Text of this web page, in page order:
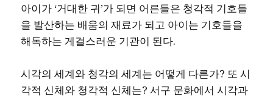
아이가 ‘거대한 귀’가 되면 어른들은 청각적 기호들
을 발산하는 배움의 재료가 되고 아이는 기호들을
해독하는 게걸스러운 기관이 된다.
시각의 세계와 청각의 세계는 어떻게 다른가? 또 시
각적 신체와 청각적 신체는? 서구 문화에서 시각과